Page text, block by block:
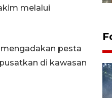
melalui
pesta
di kawasan